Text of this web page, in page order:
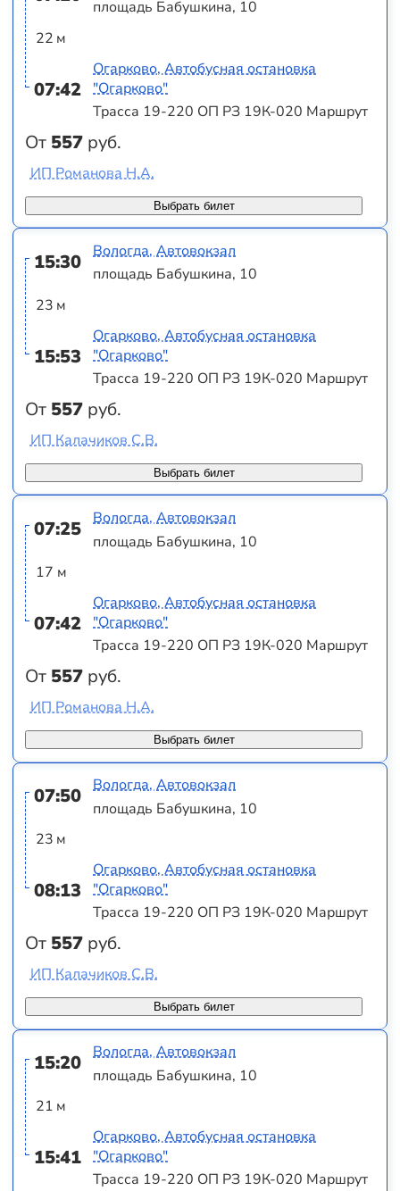
22 м
07:42
От 557 руб.
площадь Бабушкина, 10
Огарково, Автобусная остановка
"Огарково"
Трасса 19-220 ОП РЗ 19К-020 Маршрут
Выбрать билет
ИП Романова Н.А.
15:30
23 м
15:53
От 557 руб.
Вологда, Автовокзал
площадь Бабушкина, 10
Огарково, Автобусная остановка
"Огарково"
Трасса 19-220 ОП РЗ 19К-020 Маршрут
Выбрать билет
ИП Калачиков С.В.
07:25
17 м
07:42
От 557 руб.
Вологда, Автовокзал
площадь Бабушкина, 10
Огарково, Автобусная остановка
"Огарково"
Трасса 19-220 ОП РЗ 19К-020 Маршрут
Выбрать билет
ИП Романова Н.А.
07:50
23 м
08:13
От 557 руб.
Вологда, Автовокзал
площадь Бабушкина, 10
Огарково, Автобусная остановка
"Огарково"
Трасса 19-220 ОП РЗ 19К-020 Маршрут
Выбрать билет
ИП Калачиков С.В.
15:20
21 м
15:41
Вологда, Автовокзал
площадь Бабушкина, 10
Огарково, Автобусная остановка
"Огарково"
Трасса 19-220 ОП РЗ 19К-020 Маршрут